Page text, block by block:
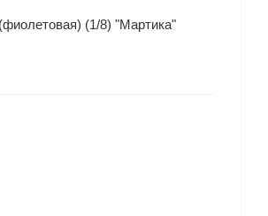
(1/8) "Мартика"